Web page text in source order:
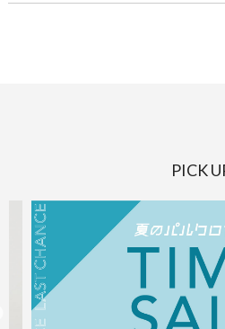
PICK